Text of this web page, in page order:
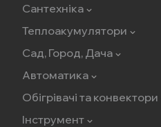
Сантехніка
Теплоакумулятори
Сад, Город, Дача
Автоматика
Обігрівачі та конвектори
Інструмент